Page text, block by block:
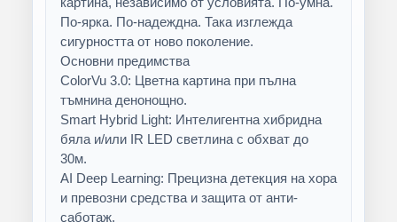
По-ярка. По-надеждна. Така изглежда
сигурността от ново поколение.
Основни предимства
ColorVu 3.0: Цветна картина при пълна
тъмнина денонощно.
Smart Hybrid Light: Интелигентна хибридна
бяла и/или IR LED светлина с обхват до
30м.
AI Deep Learning: Прецизна детекция на хора
и превозни средства и защита от анти-
саботаж.